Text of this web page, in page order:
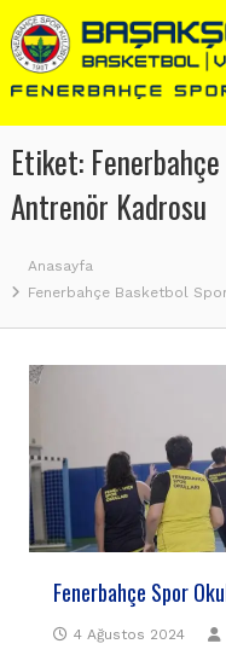
Skip
to
content
Başakşehir
Fenerbahçe
Spor
Etiket:
Antrenör Kadrosu
Anasayfa
Fenerbahçe Basketbol
Fenerbahçe Spor
4 Ağustos 2024